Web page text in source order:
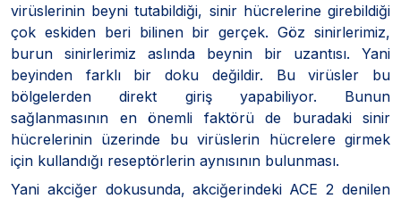
virüslerinin beyni tutabildiği, sinir hücrelerine girebildiği
çok eskiden beri bilinen bir gerçek. Göz sinirlerimiz,
burun sinirlerimiz aslında beynin bir uzantısı. Yani
beyinden farklı bir doku değildir. Bu virüsler bu
bölgelerden direkt giriş yapabiliyor. Bunun
sağlanmasının en önemli faktörü de buradaki sinir
hücrelerinin üzerinde bu virüslerin hücrelere girmek
için kullandığı reseptörlerin aynısının bulunması.
Yani akciğer dokusunda, akciğerindeki ACE 2 denilen